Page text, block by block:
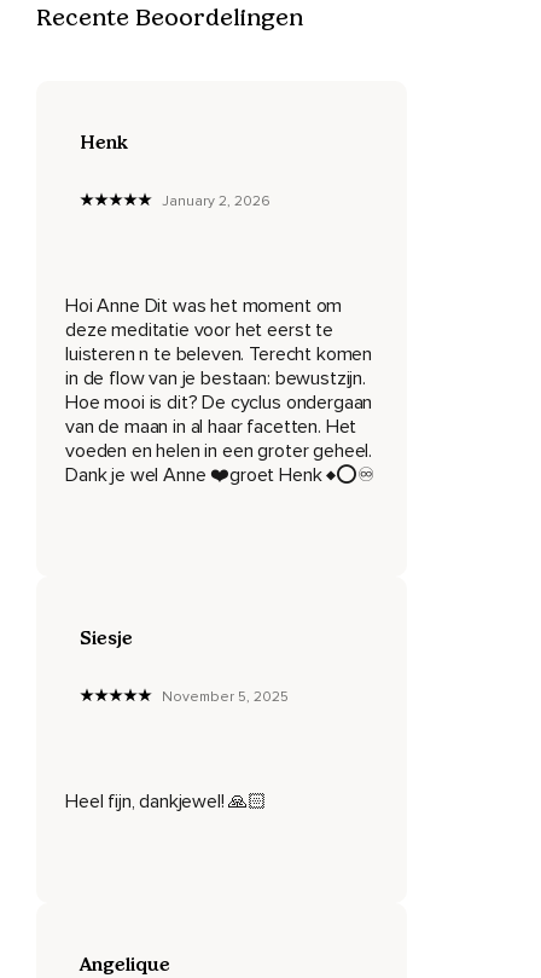
Laat je lichaam lekker ontspannen.
De energie van de maan heeft meer impact op
onderliggende systemen in ons lichaam.
Zoals ons zenuwstelsel,
Onze emoties en ook onze slaap.
Zo kun je een aantal dagen en vooral op de dag zelf van
de volle maan je wat minder lekker in je vuil voelen zitten.
nachtrust.
En veel mensen komen er ook vaak pas de volgende dag
Recente Beoordelingen
Henk
January 2, 2026
Hoi Anne Dit was het moment om
deze meditatie voor het eerst te
luisteren n te beleven. Terecht komen
in de flow van je bestaan: bewustzijn.
Hoe mooi is dit? De cyclus ondergaan
van de maan in al haar facetten. Het
voeden en helen in een groter geheel.
Dank je wel Anne ❤️groet Henk ♦️⭕️♾️
Siesje
November 5, 2025
Heel fijn, dankjewel! 🙏🏻
Angelique